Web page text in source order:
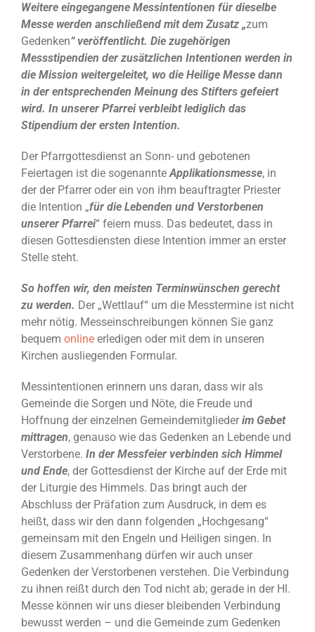
Weitere eingegangene Messintentionen für dieselbe
Messe werden anschließend mit dem Zusatz „zum
Gedenken“ veröffentlicht. Die zugehörigen
Messstipendien der zusätzlichen Intentionen werden in
die Mission weitergeleitet, wo die Heilige Messe dann
in der entsprechenden Meinung des Stifters gefeiert
wird. In unserer Pfarrei verbleibt lediglich das
Stipendium der ersten Intention.
Der Pfarrgottesdienst an Sonn- und gebotenen
Feiertagen ist die sogenannteApplikationsmesse, in
der der Pfarrer oder ein von ihm beauftragter Priester
die Intention „für die Lebenden und Verstorbenen
unserer Pfarrei“ feiern muss. Das bedeutet, dass in
diesen Gottesdiensten diese Intention immer an erster
Stelle steht.
So hoffen wir, den meisten Terminwünschen gerecht
zu werden. Der „Wettlauf“ um die Messtermine ist nicht
mehr nötig. Messeinschreibungen können Sie ganz
bequem online erledigen oder mit dem in unseren
Kirchen ausliegenden Formular.
Messintentionen erinnern uns daran, dass wir als
Gemeinde die Sorgen und Nöte, die Freude und
Hoffnung der einzelnen Gemeindemitgliederim Gebet
mittragen, genauso wie das Gedenken an Lebende und
Verstorbene. In der Messfeier verbinden sich Himmel
und Ende, der Gottesdienst der Kirche auf der Erde mit
der Liturgie des Himmels. Das bringt auch der
Abschluss der Präfation zum Ausdruck, in dem es
heißt, dass wir den dann folgenden „Hochgesang“
gemeinsam mit den Engeln und Heiligen singen. In
diesem Zusammenhang dürfen wir auch unser
Gedenken der Verstorbenen verstehen. Die Verbindung
zu ihnen reißt durch den Tod nicht ab; gerade in der Hl.
Messe können wir uns dieser bleibenden Verbindung
bewusst werden – und die Gemeinde zum Gedenken